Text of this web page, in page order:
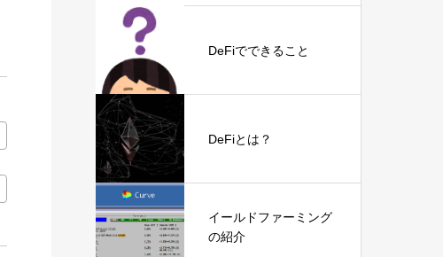
DeFiでできること
DeFiとは？
イールドファーミング
の紹介